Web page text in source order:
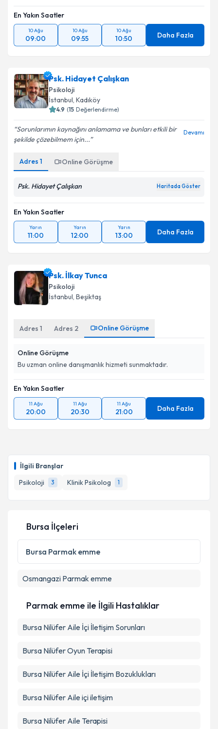
İlgili Branşlar
Psikoloji
3 Klinik Psikolog 1
En Yakın Saatler
10 Ağu
09:00
10 Ağu
09:55
10 Ağu
10:50 Daha Fazla
Psk. Hidayet Çalışkan
Psikoloji
İstanbul, Kadıköy
4.9 (15 Değerlendirme)
Sorunlarımın kaynağını anlamama ve bunları etkili bir
şekilde çözebilmem için...
Devamı
Adres 1 Online Görüşme
Psk. Hidayet Çalışkan Haritada Göster
En Yakın Saatler
Yarın
11:00
Yarın
12:00
Yarın
13:00 Daha Fazla
Psk. İlkay Tunca
Psikoloji
İstanbul, Beşiktaş
Adres 1 Adres 2 Online Görüşme
Online Görüşme
Bu uzman online danışmanlık hizmeti sunmaktadır.
En Yakın Saatler
11 Ağu
20:00
11 Ağu
20:30
11 Ağu
21:00 Daha Fazla
Bursa İlçeleri
Bursa Parmak emme
Osmangazi Parmak emme
Parmak emme ile İlgili Hastalıklar
Bursa Nilüfer Aile İçi İletişim Sorunları
Bursa Nilüfer Oyun Terapisi
Bursa Nilüfer Aile İçi İletişim Bozuklukları
Bursa Nilüfer Aile içi iletişim
Bursa Nilüfer Aile Terapisi